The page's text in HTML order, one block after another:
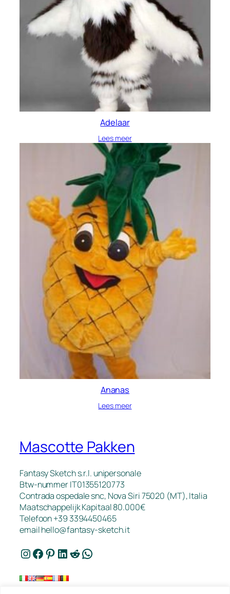
Adelaar
Lees meer
Ananas
Lees meer
Mascotte Pakken
Fantasy Sketch s.r.l. unipersonale
Btw-nummer IT01355120773
Contrada ospedale snc, Nova Siri 75020 (MT), Italia
Maatschappelijk Kapitaal 80.000€
Telefoon +39 3394450465
emailhello@fantasy-sketch.it
Instagram Facebook Pinterest LinkedIn Reddit WhatsApp